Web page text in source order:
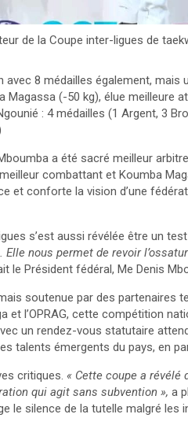
de la Coupe inter-ligues de
8 médailles également, mais
(-50 kg), élue meilleure
: 4 médailles (1 Argent, 3
a été sacré meilleur
combattant et Koumba
et conforte la vision d’une
s’est aussi révélée être un
nous permet de revoir
le Président fédéral, Me Denis
soutenue par des partenaires
et l’OPRAG, cette compétition
un rendez-vous statutaire
talents émergents du pays, en
critiques. « Cette coupe a révélé
qui agit sans subvention », a
le silence de la tutelle malgré les